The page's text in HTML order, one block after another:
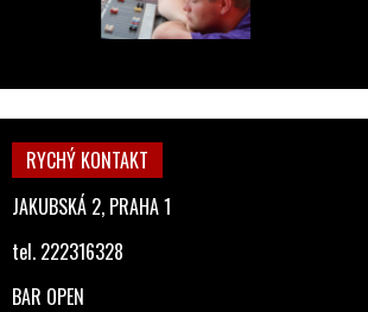
RYCHÝ KONTAKT
JAKUBSKÁ 2, PRAHA 1
tel. 222316328
BAR OPEN